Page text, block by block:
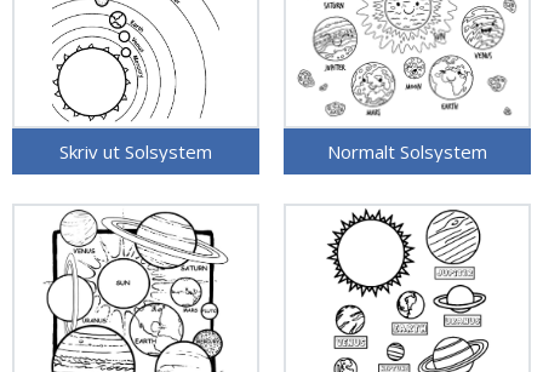
Skriv ut Solsystem Normalt Solsystem